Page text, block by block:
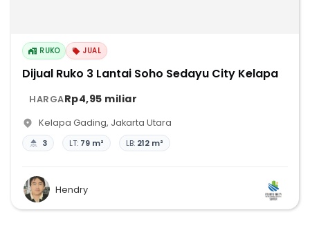
RUKO JUAL
Dijual Ruko 3 Lantai Soho Sedayu City Kelapa
HARGARp4,95 miliar
Kelapa Gading, Jakarta Utara
3 LT: 79 m² LB: 212 m²
Hendry